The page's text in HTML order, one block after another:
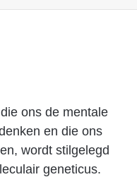
ons de mentale
en die ons
wordt stilgelegd
geneticus.